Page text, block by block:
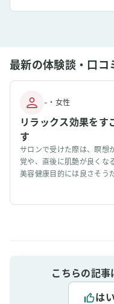
最新の体験談・口コ
- ・ 女性
リラックス効果をす
す
サロンで受けた際は、瞑想
覚や、直後に肌艶が良くな
美容健康目的には良さそう
個人の感想ではありますが
こちらの記事
はい